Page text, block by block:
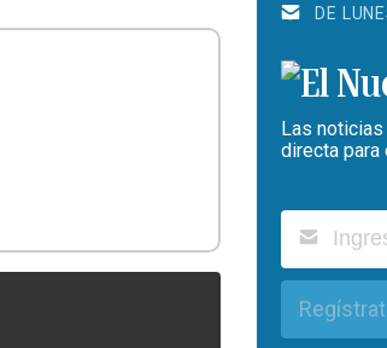
DE
Las
directa para